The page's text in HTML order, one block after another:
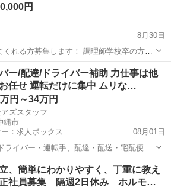
円
8月30日
れる方募集します！ 調理師学校卒の方、
お願いしたいと思います。 一緒に理想の
定ですが本島中南部で考えています。 メー
たいと...
飲食店
バー/配達/ドライバー補助 力仕事は他
任せ 運転だけに集中 ムリな…
円～34万円
ズスタッフ
縄市
：求人ボックス
08月01日
ライバー・運転手、配達・配送・宅配便、
正社員 <給与> [正]月給26万円～34万円
支給(勤務地による) <収入イメージ> 月
、簡単にわかりやすく、丁重に教え
正社員募集 隔週2日休み ホルモ…